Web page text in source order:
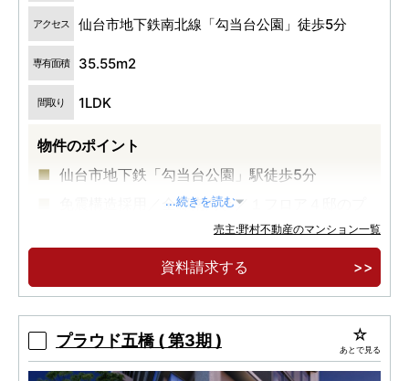
アクセス 仙台市地下鉄南北線「勾当台公園」徒歩5分
専有面積 35.55m2
間取り 1LDK
物件のポイント
仙台市地下鉄「勾当台公園」駅徒歩5分
免震構造採用／全邸南向き／１フロア４邸のプ
1LDK／35.55㎡（3階） 3,388万円～
...続きを読む
売主:野村不動産のマンション一覧
資料請求する
プラウド五橋 ( 第3期 ) あとで見る